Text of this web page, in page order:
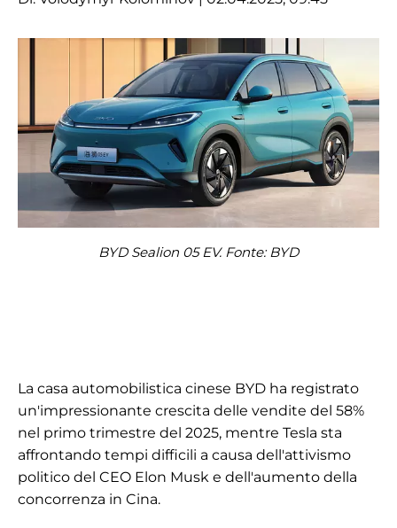
BYD Sealion 05 EV. Fonte: BYD
La casa automobilistica cinese BYD ha registrato
un'impressionante crescita delle vendite del 58%
nel primo trimestre del 2025, mentre Tesla sta
affrontando tempi difficili a causa dell'attivismo
politico del CEO Elon Musk e dell'aumento della
concorrenza in Cina.